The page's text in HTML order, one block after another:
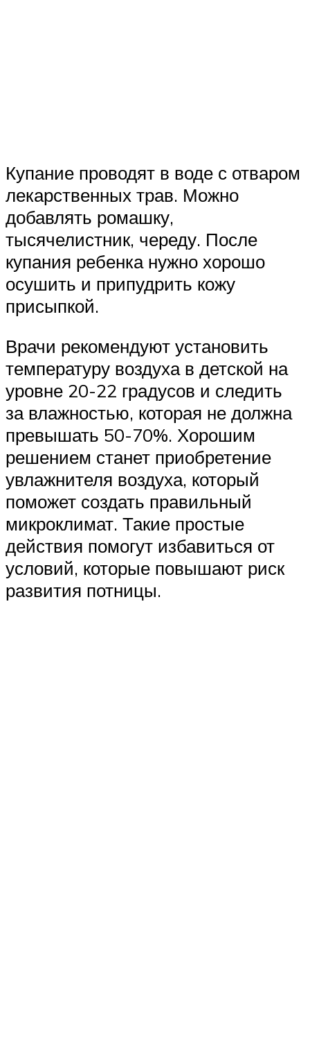
Купание проводят в воде с отваром
лекарственных трав. Можно
добавлять ромашку,
тысячелистник, череду. После
купания ребенка нужно хорошо
осушить и припудрить кожу
присыпкой.
Врачи рекомендуют установить
температуру воздуха в детской на
уровне 20-22 градусов и следить
за влажностью, которая не должна
превышать 50-70%. Хорошим
решением станет приобретение
увлажнителя воздуха, который
поможет создать правильный
микроклимат. Такие простые
действия помогут избавиться от
условий, которые повышают риск
развития потницы.